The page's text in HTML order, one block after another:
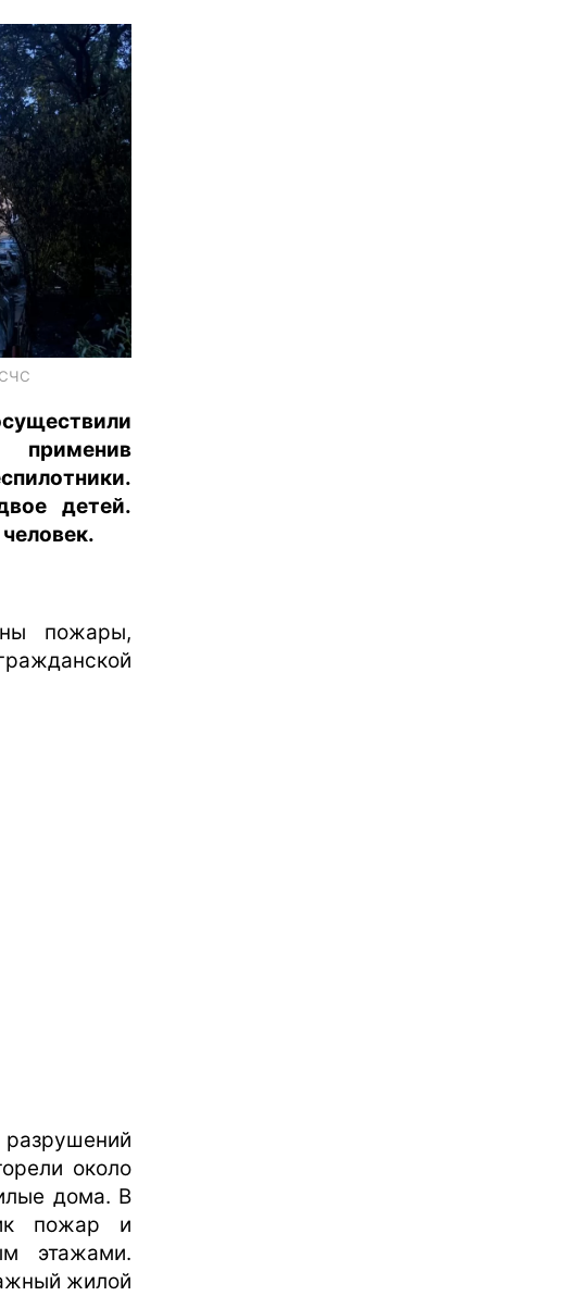
детей.
пожары,
около
дома. В
пожар и
этажами.
жилой